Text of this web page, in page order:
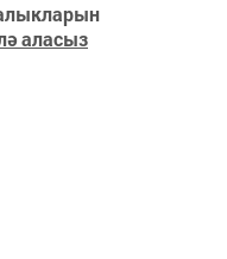
аласыз